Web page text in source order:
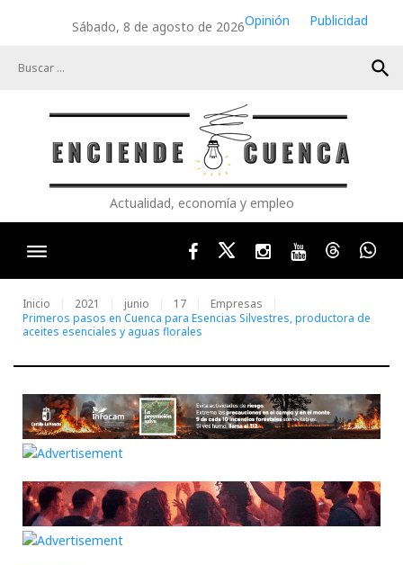
Sábado, 8 de agosto de 2026Opinión
Publicidad
search
Actualidad, economía y empleo
FacebookTwitterInstagram
YoutubeThreads
Inicio 2021 junio 17
Empresas
Primeros pasos en Cuenca para Esencias Silvestres, productora de
aceites esenciales y aguas florales